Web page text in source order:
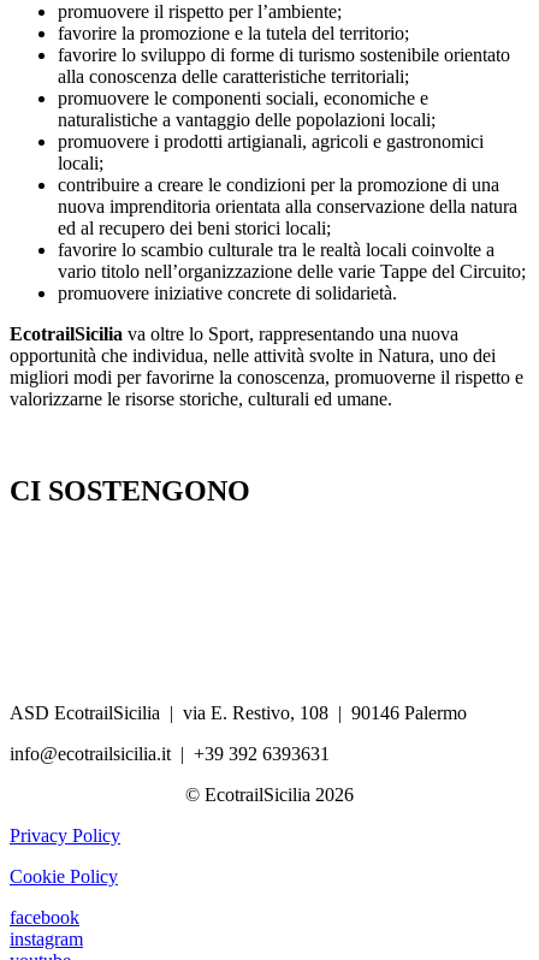
promuovere il rispetto per l’ambiente;
favorire la promozione e la tutela del territorio;
favorire lo sviluppo di forme di turismo sostenibile orientato
alla conoscenza delle caratteristiche territoriali;
promuovere le componenti sociali, economiche e
naturalistiche a vantaggio delle popolazioni locali;
promuovere i prodotti artigianali, agricoli e gastronomici
locali;
contribuire a creare le condizioni per la promozione di una
nuova imprenditoria orientata alla conservazione della natura
ed al recupero dei beni storici locali;
favorire lo scambio culturale tra le realtà locali coinvolte a
vario titolo nell’organizzazione delle varie Tappe del Circuito;
promuovere iniziative concrete di solidarietà.
EcotrailSicilia va oltre lo Sport, rappresentando una nuova
opportunità che individua, nelle attività svolte in Natura, uno dei
migliori modi per favorirne la conoscenza, promuoverne il rispetto e
valorizzarne le risorse storiche, culturali ed umane.
CI SOSTENGONO
ASD EcotrailSicilia | via E. Restivo, 108 | 90146 Palermo
info@ecotrailsicilia.it | +39 392 6393631
© EcotrailSicilia 2026
Privacy Policy
Cookie Policy
facebook
instagram